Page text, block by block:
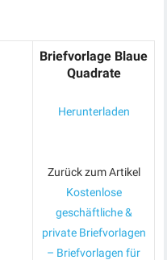
Briefvorlage Blaue
Quadrate
Herunterladen
Zurück zum Artikel
Kostenlose
geschäftliche &
private Briefvorlagen
– Briefvorlagen für